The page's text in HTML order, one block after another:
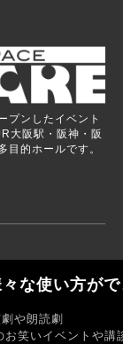
プンしたイベント
大阪駅・阪神・阪
目的ホールです。
な使い方が
や朗読劇
お笑いイベントや講